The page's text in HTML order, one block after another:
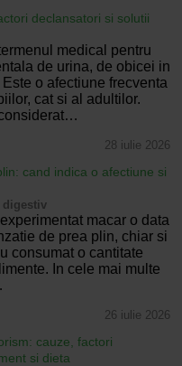
declansatori si solutii
medical pentru
de urina, de obicei in
o afectiune frecventa
cat si al adultilor.
28 iulie 2026
cand indica o afectiune si
digestiv
macar o data
de prea plin, chiar si
consumat o cantitate
In cele mai multe
26 iulie 2026
cauze, factori
si dieta